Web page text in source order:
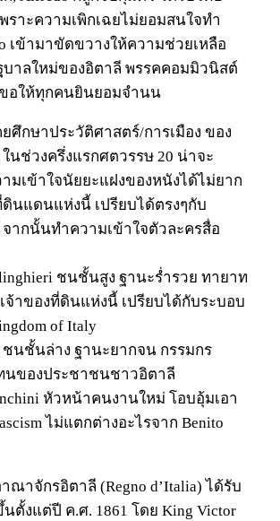
ราะความเพิกเฉยไม่ยอมสนใจทำ
เข้ามาขัดขวางให้ความช่วยเหลือ
าลใหม่ของอิตาลี พรรคคอมมิวนิสต์
อให้ทุกคนยินยอมจำนน
ศึกษาประวัติศาสตร์/การเมือง ของ
นช่วงครึ่งแรกศตวรรษ 20 น่าจะ
มเข้าใจนัยยะแฝงของหนังได้ไม่ยาก
นแดนแห่งนี้ เปรียบได้ตรงๆกับ
จากนั้นทำความเข้าใจตัวละครสื่อ
ชนชั้นสูง ฐานะร่ำรวย ทายาท
จ้าของที่ดินแห่งนี้ เปรียบได้กับระบอบ
of Italy
ชนชั้นล่าง ฐานะยากจน กรรมกร
นของประชาชนชาวอิตาลี
หัวหน้าคนงานใหม่ โอบอุ้มเอา
ไม่แตกต่างอะไรจาก Benito
ณาจักรอิตาลี (Regno d’Italia) ได้รับ
ตั้งแต่ปี ค.ศ. 1861 โดย King Victor